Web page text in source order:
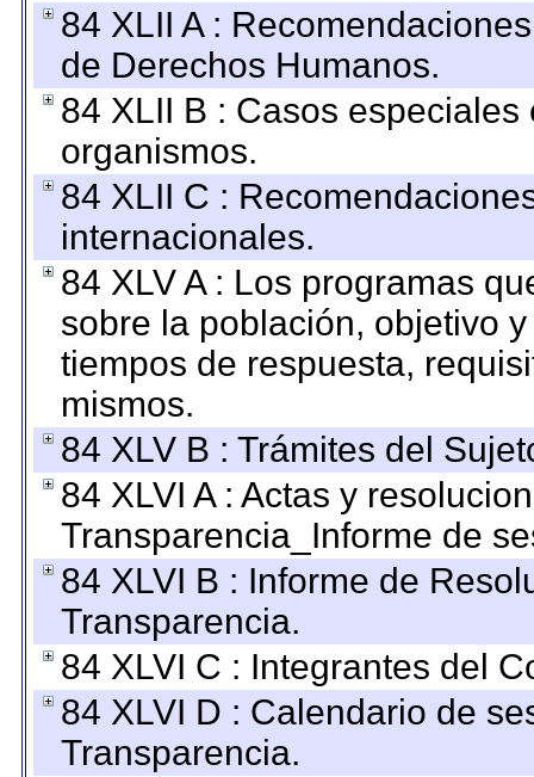
84 XLII A :
de Derechos Humanos.
84 XLII B : Casos
organismos.
84 XLII C :
internacionales.
84 XLV A : Los programas
sobre la población, objetivo
tiempos de respuesta,
mismos.
84 XLV B : Trámites del
84 XLVI A : Actas y
Transparencia_Informe de
84 XLVI B : Informe de
Transparencia.
84 XLVI C : Integrantes del
84 XLVI D : Calendario de
Transparencia.